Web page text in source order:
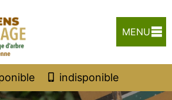
MENU
indisponible